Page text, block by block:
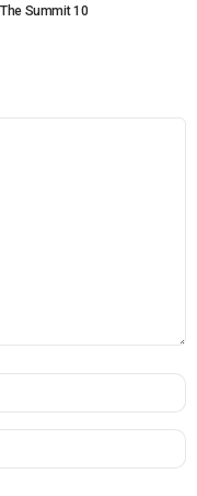
Summit 10